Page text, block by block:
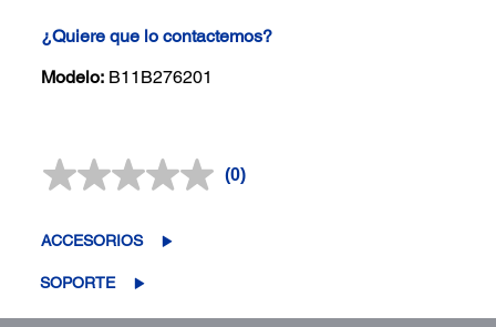
¿Quiere que lo contactemos?
Modelo: B11B276201
Sin
(0)
ACCESORIOS
SOPORTE